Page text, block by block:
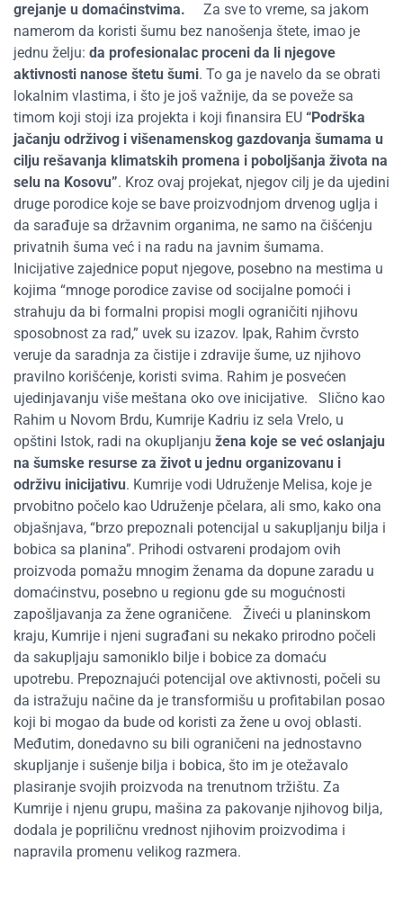
grejanje u domaćinstvima.
Za sve to vreme, sa jakom
namerom da koristi šumu bez nanošenja štete, imao je
jednu želju: da profesionalac proceni da li njegove
aktivnosti nanose štetu šumi. To ga je navelo da se obrati
lokalnim vlastima, i što je još važnije, da se poveže sa
timom koji stoji iza projekta i koji finansira EU “Podrška
jačanju održivog i višenamenskog gazdovanja šumama u
cilju rešavanja klimatskih promena i poboljšanja života na
selu na Kosovu”. Kroz ovaj projekat, njegov cilj je da ujedini
druge porodice koje se bave proizvodnjom drvenog uglja i
da sarađuje sa državnim organima, ne samo na čišćenju
privatnih šuma već i na radu na javnim šumama.
Inicijative zajednice poput njegove, posebno na mestima u
kojima “mnoge porodice zavise od socijalne pomoći i
strahuju da bi formalni propisi mogli ograničiti njihovu
sposobnost za rad,” uvek su izazov. Ipak, Rahim čvrsto
veruje da saradnja za čistije i zdravije šume, uz njihovo
pravilno korišćenje, koristi svima. Rahim je posvećen
ujedinjavanju više meštana oko ove inicijative.
Slično kao
Rahim u Novom Brdu, Kumrije Kadriu iz sela Vrelo, u
opštini Istok, radi na okupljanju žena koje se već oslanjaju
na šumske resurse za život u jednu organizovanu i
održivu inicijativu. Kumrije vodi Udruženje Melisa, koje je
prvobitno počelo kao Udruženje pčelara, ali smo, kako ona
objašnjava, “brzo prepoznali potencijal u sakupljanju bilja i
bobica sa planina”. Prihodi ostvareni prodajom ovih
proizvoda pomažu mnogim ženama da dopune zaradu u
domaćinstvu, posebno u regionu gde su mogućnosti
zapošljavanja za žene ograničene.
Živeći u planinskom
kraju, Kumrije i njeni sugrađani su nekako prirodno počeli
da sakupljaju samoniklo bilje i bobice za domaću
upotrebu. Prepoznajući potencijal ove aktivnosti, počeli su
da istražuju načine da je transformišu u profitabilan posao
koji bi mogao da bude od koristi za žene u ovoj oblasti.
Međutim, donedavno su bili ograničeni na jednostavno
skupljanje i sušenje bilja i bobica, što im je otežavalo
plasiranje svojih proizvoda na trenutnom tržištu. Za
Kumrije i njenu grupu, mašina za pakovanje njihovog bilja,
dodala je popriličnu vrednost njihovim proizvodima i
napravila promenu velikog razmera.